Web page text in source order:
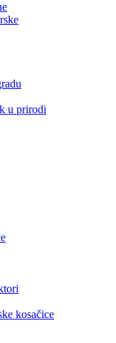
u prirodi
kosačice